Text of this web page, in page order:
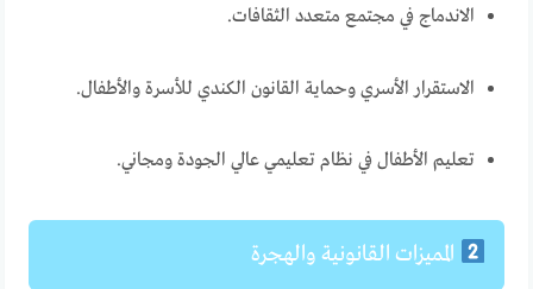
الاندماج في مجتمع متعدد الثقافات.
الاستقرار الأسري وحماية القانون الكندي للأسرة والأطفال.
تعليم الأطفال في نظام تعليمي عالي الجودة ومجاني.
المميزات القانونية والهجرة